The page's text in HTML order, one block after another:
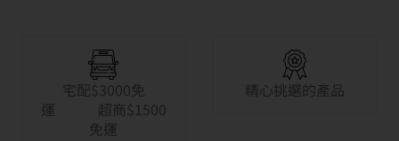
宅配$3000免
運 超商$1500
免運
精心挑選的產品